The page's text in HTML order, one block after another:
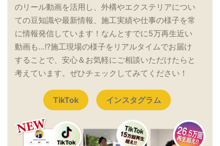
のリール動画を活用し、外構やエクステリアについ
ての豆知識や最新情報、施工実績や仕事の様子を常
に情報発信しています！なんとすでに5万再生近い
動画も…!?施工現場の様子をリアルタイムでお届け
することで、安心＆お気軽にご相談いただけたらと
考えています。ぜひチェックしてみてください！
TikTok インスタグラム